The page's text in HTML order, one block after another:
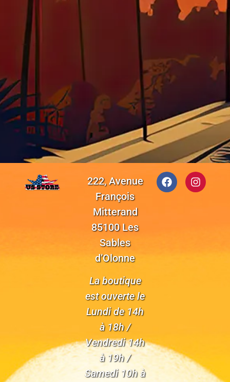
222, Avenue
François
Mitterand
85100 Les
Sables
d’Olonne
La boutique
est ouverte le
Lundi de 14h
à 18h /
Vendredi 14h
à 19h /
Samedi 10h à